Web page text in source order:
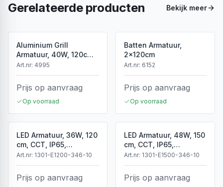
Gerelateerde producten Bekijk meer
Aluminium Grill
Armatuur, 40W, 120cm,
Wit
Art.nr: 4995
Prijs op aanvraag
Op voorraad
Batten Armatuur,
2x120cm
Art.nr: 6152
Prijs op aanvraag
Op voorraad
LED Armatuur, 36W, 120
cm, CCT, IP65,
Koppelbaar
Art.nr: 1301-E1200-346-10
Prijs op aanvraag
LED Armatuur, 48W, 150
cm, CCT, IP65,
Koppelbaar
Art.nr: 1301-E1500-346-10
Prijs op aanvraag